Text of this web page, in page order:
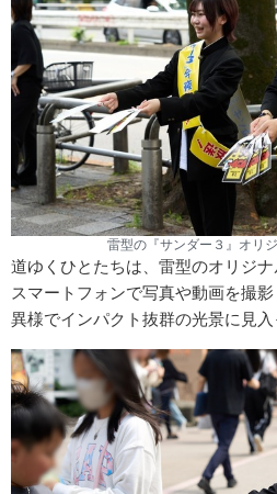
雷型の『サンダー３』オリ
道ゆくひとたちは、雷型のオリジナ
スマートフォンで写真や動画を撮
異様でインパクト抜群の光景に見入